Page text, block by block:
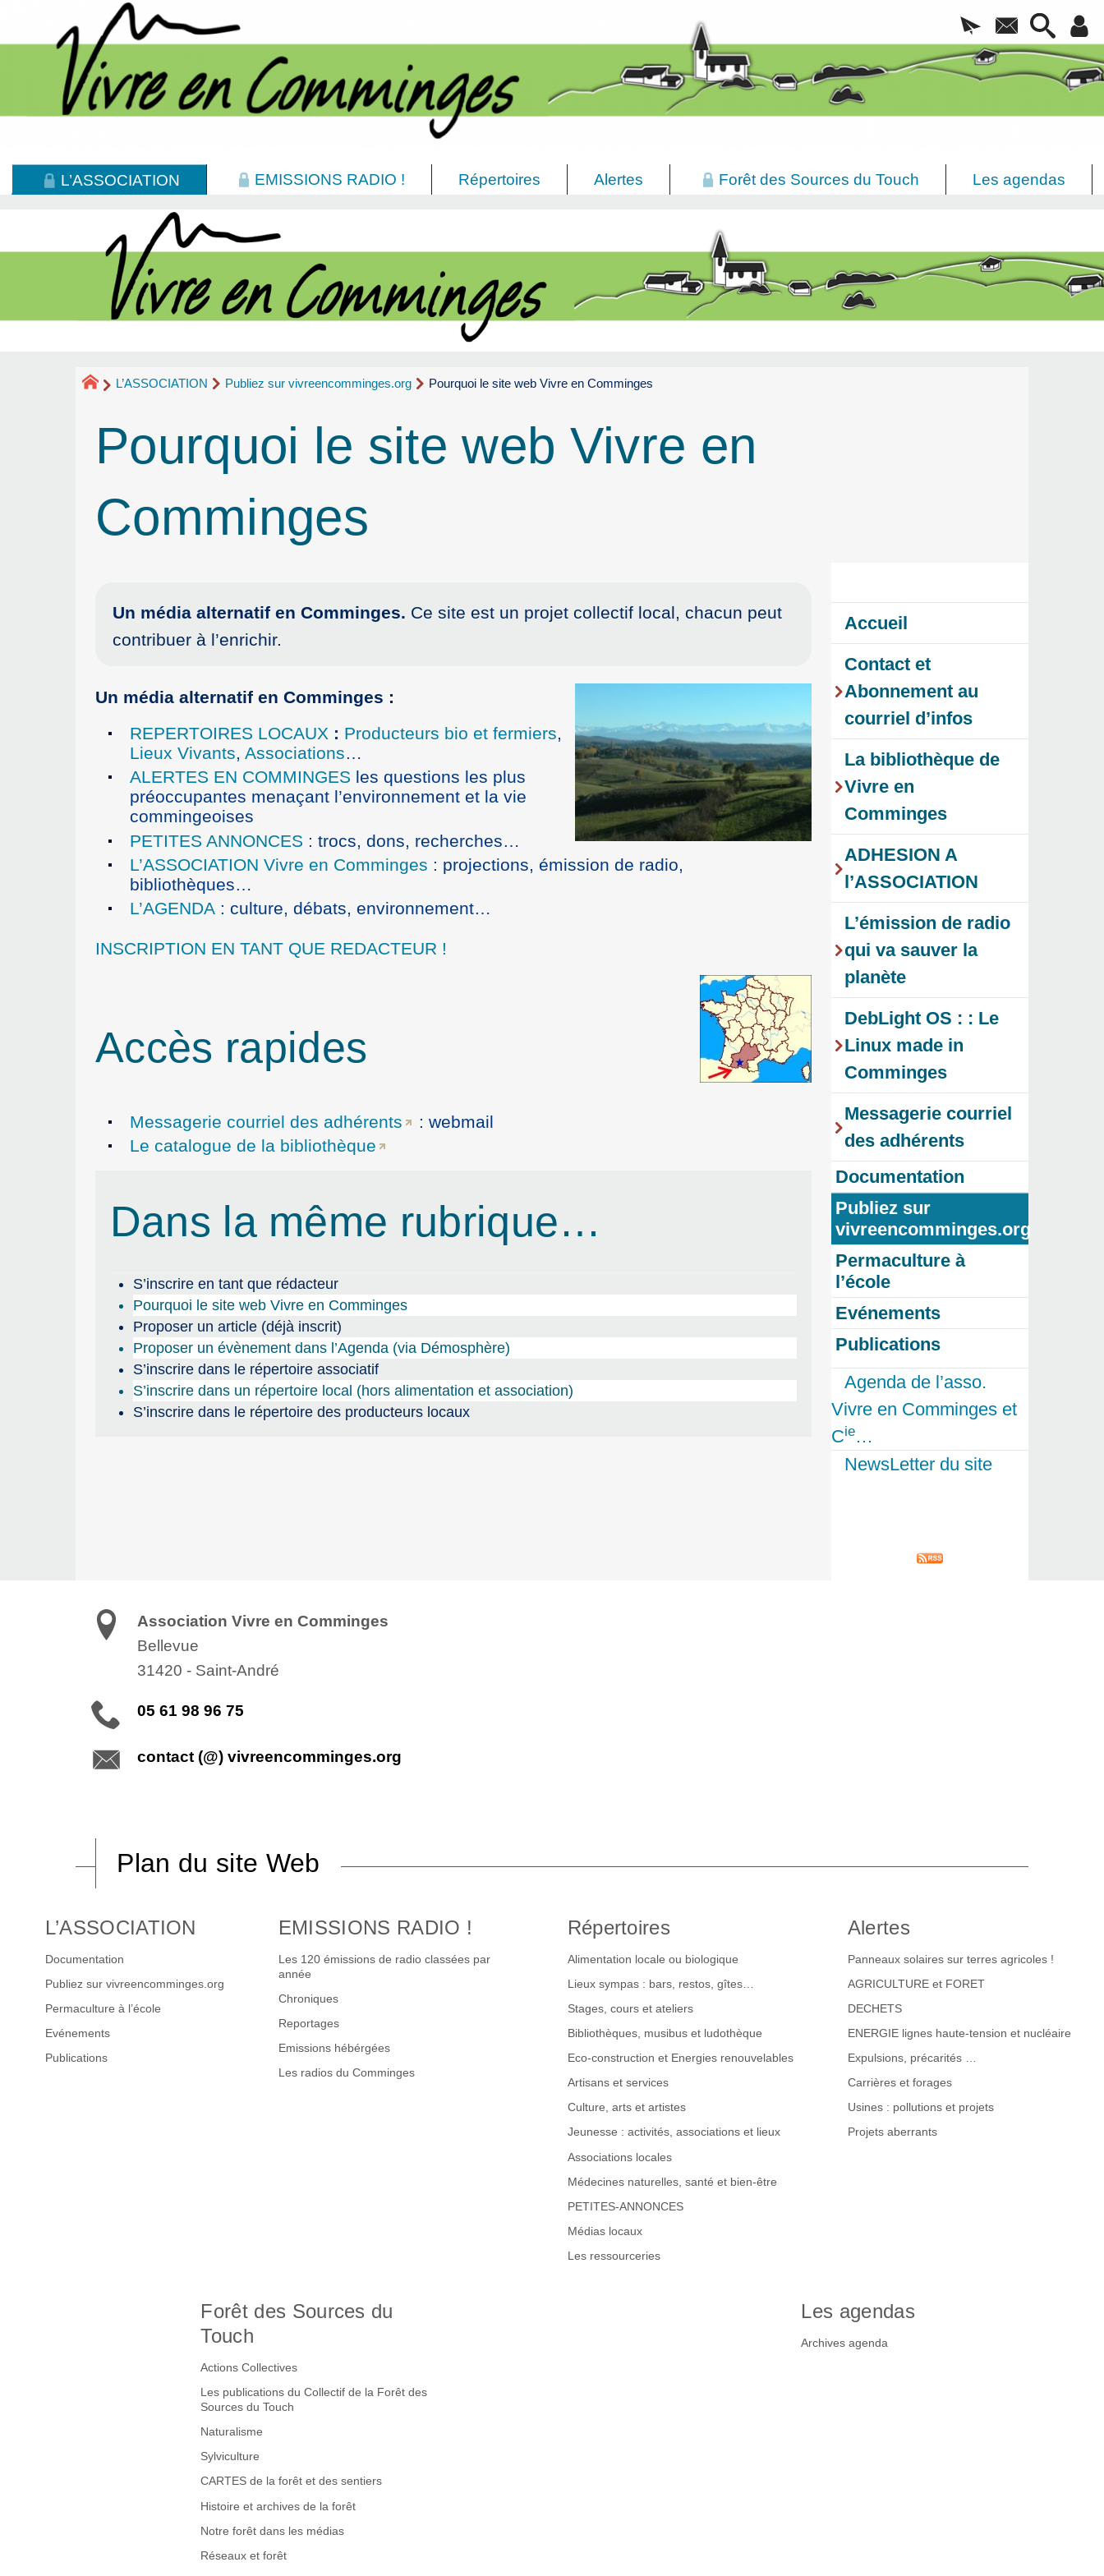
L’ASSOCIATION EMISSIONS RADIO ! Répertoires Alertes Forêt des Sources du Touch Les agendas
L’ASSOCIATION Publiez sur vivreencomminges.org Pourquoi le site web Vivre en Comminges
Pourquoi le site web Vivre en
Comminges
Un média alternatif en Comminges. Ce site est un projet collectif local, chacun peut
contribuer à l’enrichir.
Un média alternatif en Comminges :
REPERTOIRES LOCAUX : Producteurs bio et fermiers,
Lieux Vivants, Associations…
ALERTES EN COMMINGES les questions les plus
préoccupantes menaçant l’environnement et la vie
commingeoises
PETITES ANNONCES : trocs, dons, recherches…
L’ASSOCIATION Vivre en Comminges : projections, émission de radio,
bibliothèques…
L’AGENDA : culture, débats, environnement…
INSCRIPTION EN TANT QUE REDACTEUR !
Accès rapides
Messagerie courriel des adhérents
: webmail
Le catalogue de la bibliothèque
Dans la même rubrique…
S’inscrire en tant que rédacteur
Pourquoi le site web Vivre en Comminges
Proposer un article (déjà inscrit)
Proposer un évènement dans l’Agenda (via Démosphère)
S’inscrire dans le répertoire associatif
S’inscrire dans un répertoire local (hors alimentation et association)
S’inscrire dans le répertoire des producteurs locaux
Accueil
Contact et
Abonnement au
courriel d’infos
La bibliothèque de
Vivre en
Comminges
ADHESION A
l’ASSOCIATION
L’émission de radio
qui va sauver la
planète
DebLight OS : : Le
Linux made in
Comminges
Messagerie courriel
des adhérents
Documentation
Publiez sur
vivreencomminges.org
Permaculture à
l’école
Evénements
Publications
Agenda de l’asso.
Vivre en Comminges et
Cie…
NewsLetter du site
Association Vivre en Comminges
Bellevue
31420 - Saint-André
05 61 98 96 75
contact (@) vivreencomminges.org
Plan du site Web
L’ASSOCIATION
Documentation
Publiez sur vivreencomminges.org
Permaculture à l’école
Evénements
Publications
EMISSIONS RADIO !
Les 120 émissions de radio classées par
année
Chroniques
Reportages
Emissions hébérgées
Les radios du Comminges
Répertoires
Alimentation locale ou biologique
Lieux sympas : bars, restos, gîtes…
Stages, cours et ateliers
Bibliothèques, musibus et ludothèque
Eco-construction et Energies renouvelables
Artisans et services
Culture, arts et artistes
Jeunesse : activités, associations et lieux
Associations locales
Médecines naturelles, santé et bien-être
PETITES-ANNONCES
Médias locaux
Les ressourceries
Alertes
Panneaux solaires sur terres agricoles !
AGRICULTURE et FORET
DECHETS
ENERGIE lignes haute-tension et nucléaire
Expulsions, précarités …
Carrières et forages
Usines : pollutions et projets
Projets aberrants
Forêt des Sources du
Touch
Actions Collectives
Les publications du Collectif de la Forêt des
Sources du Touch
Naturalisme
Sylviculture
CARTES de la forêt et des sentiers
Histoire et archives de la forêt
Notre forêt dans les médias
Réseaux et forêt
Les agendas
Archives agenda